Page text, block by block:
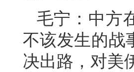
毛宁：中方
不该发生的战
决出路，对美